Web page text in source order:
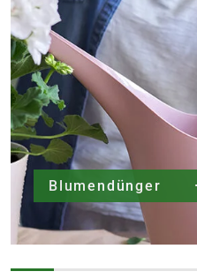
Blumendünger